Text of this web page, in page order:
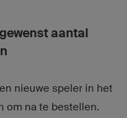
aantal
nieuwe speler in het
om na te bestellen.